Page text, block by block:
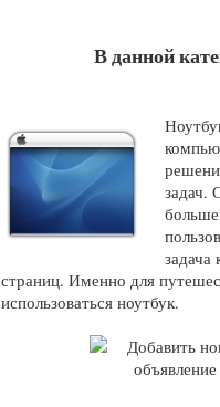
В данной
задач.
задача
страниц. Именно для
использоваться ноутбук.